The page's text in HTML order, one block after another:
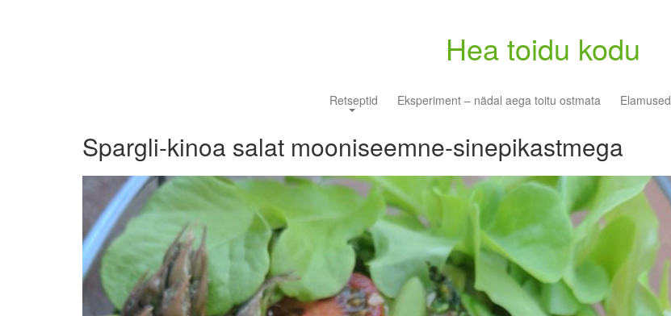
Hea toidu kodu
Retseptid Eksperiment – nädal aega toitu ostmata Elamused
Spargli-kinoa salat mooniseemne-sinepikastmega